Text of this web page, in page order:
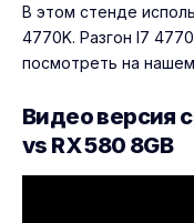
В этом стенде
4770K. Разгон I7
посмотреть на
Видео версия
vs RX 580 8GB